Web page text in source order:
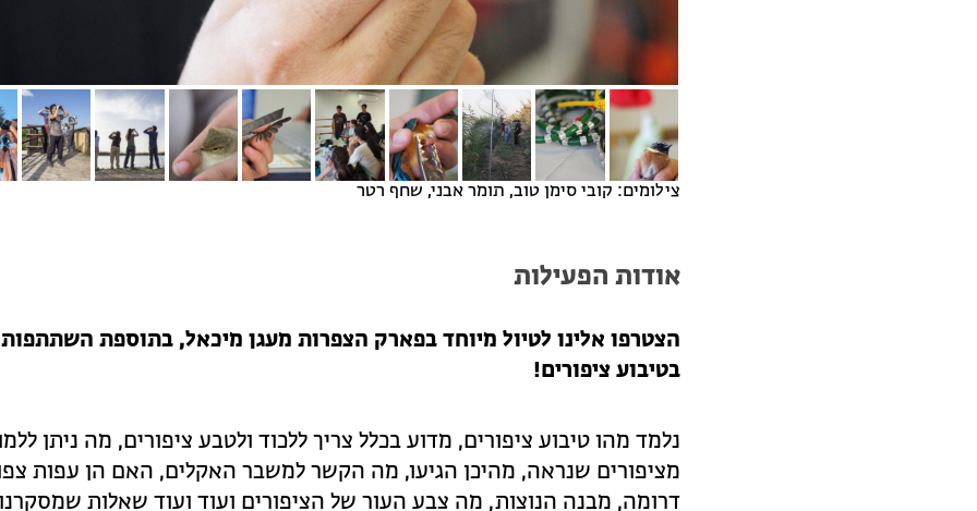
צילומים: קובי סימן טוב, תומר אבני, שחף רטר
אודות הפעילות
הצטרפו אלינו לטיול מיוחד בפארק הצפרות מעגן מיכאל, בתוספת השתתפות
בטיבוע ציפורים!
נלמד מהו טיבוע ציפורים, מדוע בכלל צריך ללכוד ולטבע ציפורים, מה ניתן
מציפורים שנראה, מהיכן הגיעו, מה הקשר למשבר האקלים, האם הן עפות
דרומה, מבנה הנוצות, מה צבע העור של הציפורים ועוד ועוד שאלות